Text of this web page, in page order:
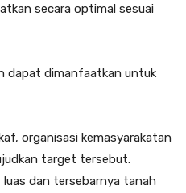
secara optimal sesuai
dapat dimanfaatkan untuk
organisasi kemasyarakatan
target tersebut.
dan tersebarnya tanah